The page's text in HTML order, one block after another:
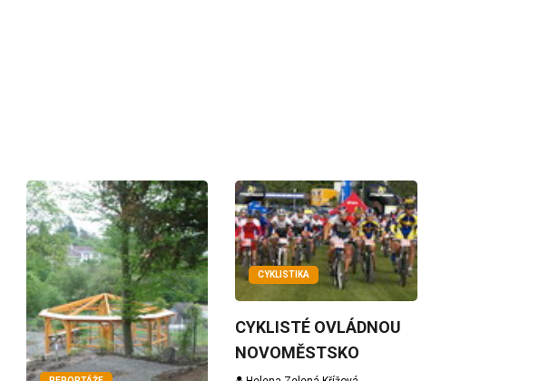
CYKLISTIKA
CYKLISTÉ OVLÁDNOU
NOVOMĚSTSKO